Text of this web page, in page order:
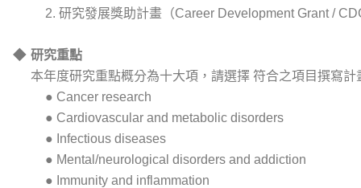
2. 研究發展獎助計畫（Career Development Grant /
◆ 研究重點
本年度研究重點概分為十大項，請選擇 符合之項目撰寫計
● Cancer research
● Cardiovascular and metabolic disorders
● Infectious diseases
● Mental/neurological disorders and addiction
● Immunity and inflammation